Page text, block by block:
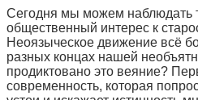
Сегодня мы можем наблюдать
общественный интерес к
Неоязыческое движение всё
разных концах нашей
продиктовано это веяние?
современность, которая